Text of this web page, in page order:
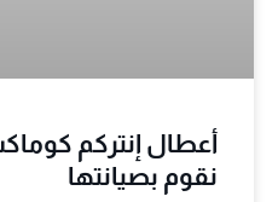
أعطال إنتركم
نقوم بصيانتها